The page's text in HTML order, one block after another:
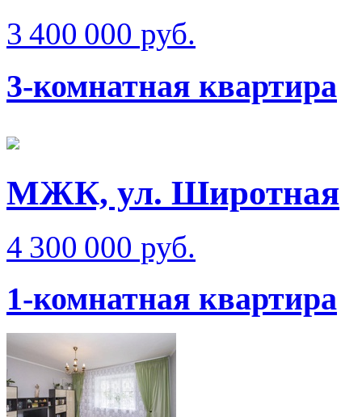
3 400 000 руб.
3-комнатная квартира
МЖК, ул. Широтная
4 300 000 руб.
1-комнатная квартира